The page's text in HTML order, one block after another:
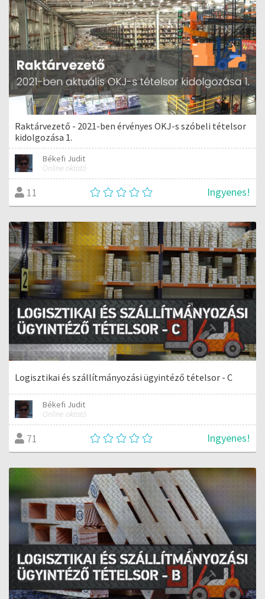
Raktárvezető - 2021-ben érvényes OKJ-s szóbeli tételsor
kidolgozása 1.
Békefi Judit
Online oktató
11 Ingyenes!
Logisztikai és szállítmányozási ügyintéző tételsor - C
Békefi Judit
Online oktató
71 Ingyenes!